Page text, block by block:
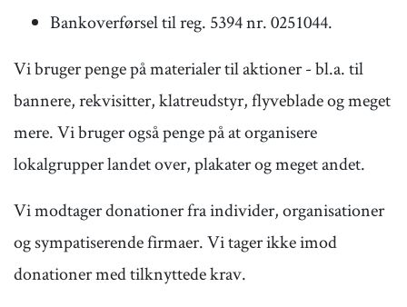
Bankoverførsel til reg. 5394 nr. 0251044.
Vi bruger penge på materialer til aktioner - bl.a. til
bannere, rekvisitter, klatreudstyr, flyveblade og meget
mere. Vi bruger også penge på at organisere
lokalgrupper landet over, plakater og meget andet.
Vi modtager donationer fra individer, organisationer
og sympatiserende firmaer. Vi tager ikke imod
donationer med tilknyttede krav.